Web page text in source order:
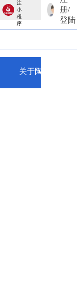
注
小
程
序
册/
登陆
关于陶博会